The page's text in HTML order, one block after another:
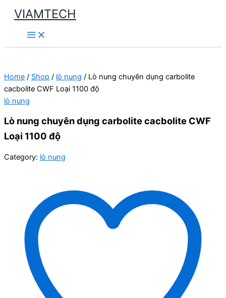
Skip
content
VIAMTECH
Main
Menu
Home / Shop / lò nung / Lò nung chuyên dụng carbolite
cacbolite CWF Loại 1100 độ
lò nung
Lò nung chuyên dụng carbolite cacbolite CWF
Loại 1100 độ
Category: lò nung